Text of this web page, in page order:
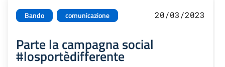
Bando comunicazione 20/03/2023
Parte la campagna social
#losportèdifferente